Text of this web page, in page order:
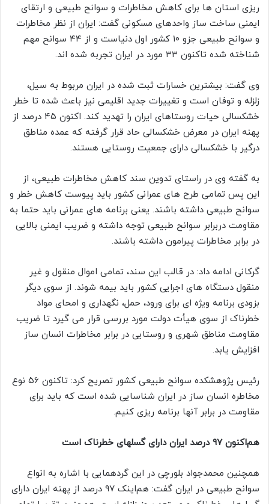
ریزی استان ها برای کاهش مخاطرات و سوانح طبیعی و ارتقای
ایمنی ساخت ساز واحدهای مسکونی گفت: ایران از نظر مخاطرات
و سوانح طبیعی جزو ۱۰ کشور اول دنیاست و از ۴۴ سوانح مهم
شناخته شده تاکنون ۳۳ مورد در ایران تجربه شده اند.
وی گفت: بیشترین خسارات ثبت شده در ایران مربوط به سیل،
زلزله و توفان است و تغییرات جدید اقلیمی نیز باعث شده تا خطر
خشکسالی حیات روستاهای ایران را تهدید کند. اکنون ۴۵ درصد از
پهنه ایران در معرض خشکسالی حاد قرار گرفته که عمده مناطق
درگیر با خشکسالی دارای جمعیت روستایی هستند.
به گفته وی در راستای تدوین سند کاهش مخاطرات طبیعی، از
این پس تمامی طرح های عمرانی کشور باید پیوست کاهش خطر و
سوانح طبیعی داشته باشند. یعنی برنامه های عمرانی باید حتما به
مقاومت دربرابر سوانح طبیعی توجه داشته و ضریب ایمنی بالایی
در برابر مخاطرات پیرامون داشته باشند.
گرکانی ادامه داد: در قالب این سند، تمامی اموال منقول و غیر
منقول دستگاه های اجرایی کشور باید بیمه شوند. از سوی دیگر
بزودی برنامه ویژه ای برای ورود، حمل، نگهداری و امحای مواد
خطرناک از سوی هیأت دولت مورد بررسی قرار می گیرد تا ضریب
مقاومت مناطق شهری و روستایی در برابر مخاطرات انسان ساز
افزایش یابد.
رئیس پژوهشکده سوانح طبیعی کشور تصریح کرد: تاکنون ۵۶ نوع
مخاطره انسان ساز در ایران شناسایی شده است که باید برای
مقاومت در برابر آنها برنامه ریزی کنیم.
هم‌اکنون ۹۷ درصد ایران دارای گسلهای خطرناک است
همچنین محمدجواد بلورچی در این گردهمایی با اشاره به انواع
سوانح طبیعی در ایران گفت: هم‌اینک ۹۷ درصد از پهنه ایران دارای